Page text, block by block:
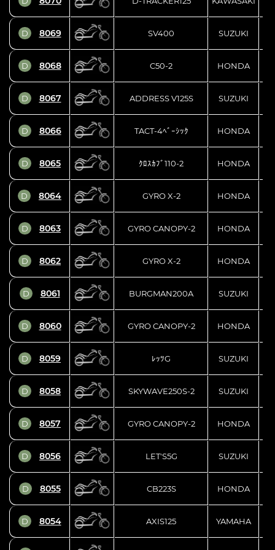
D 8069 SV400 SUZUKI
D 8068 C50-2 HONDA
D 8067 ADDRESS V125S SUZUKI
D 8066 TACT-4ﾍﾞｰｼｯｸ HONDA
D 8065 ｸﾛｽｶﾌﾞ110-2 HONDA
D 8064 GYRO X-2 HONDA
D 8063 GYRO CANOPY-2 HONDA
D 8062 GYRO X-2 HONDA
D 8061 BURGMAN200A SUZUKI
D 8060 GYRO CANOPY-2 HONDA
D 8059 ﾚｯﾂG SUZUKI
D 8058 SKYWAVE250S-2 SUZUKI
D 8057 GYRO CANOPY-2 HONDA
D 8056 LET'S5G SUZUKI
D 8055 CB223S HONDA
D 8054 AXIS125 YAMAHA